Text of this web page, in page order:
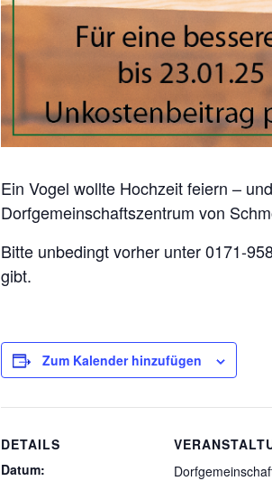
Ein Vogel wollte Hochzeit feiern –
Dorfgemeinschaftszentrum von
Bitte unbedingt vorher unter 0171-
gibt.
Zum Kalender hinzufügen
DETAILS
Datum: